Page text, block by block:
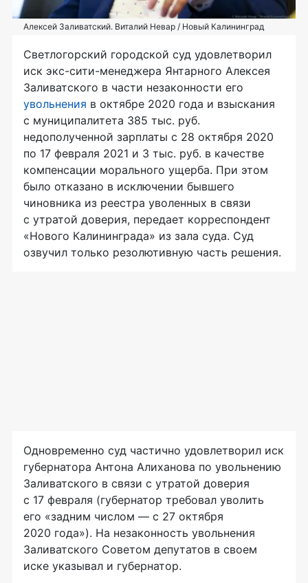
Алексей Заливатский. Виталий Невар / Новый Калининград
Светлогорский городской суд удовлетворил
иск экс-сити-менеджера Янтарного Алексея
Заливатского в части незаконности его
увольнения в октябре 2020 года и взыскания
с муниципалитета 385 тыс. руб.
недополученной зарплаты с 28 октября 2020
по 17 февраля 2021 и 3 тыс. руб. в качестве
компенсации морального ущерба. При этом
было отказано в исключении бывшего
чиновника из реестра уволенных в связи
с утратой доверия, передает корреспондент
«Нового Калининграда» из зала суда. Суд
озвучил только резолютивную часть решения.
Одновременно суд частично удовлетворил иск
губернатора Антона Алиханова по увольнению
Заливатского в связи с утратой доверия
с 17 февраля (губернатор требовал уволить
его «задним числом — с 27 октября
2020 года»). На незаконность увольнения
Заливатского Советом депутатов в своем
иске указывал и губернатор.